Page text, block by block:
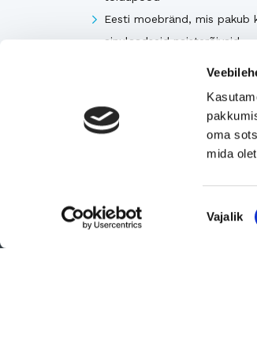
oma
mida
valik
Vajalik
Eesti moebränd, mis pakub
ainulaadseid naisterõivaid.
Rahvusvaheliselt
tekstiilkompensaatorite